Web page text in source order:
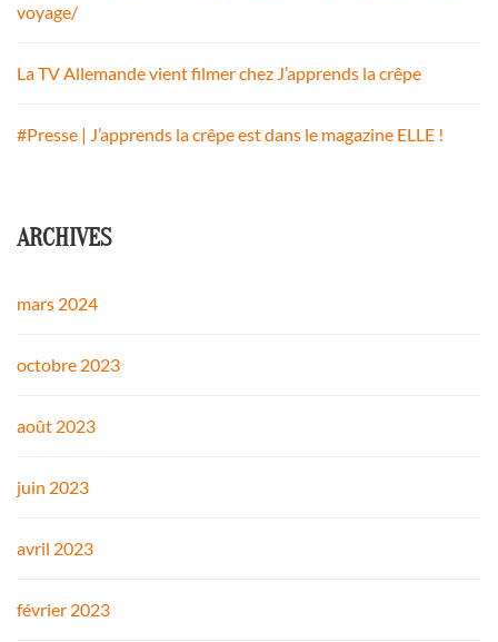
voyage/
La TV Allemande vient filmer chez J’apprends la crêpe
#Presse | J’apprends la crêpe est dans le magazine ELLE !
ARCHIVES
mars 2024
octobre 2023
août 2023
juin 2023
avril 2023
février 2023